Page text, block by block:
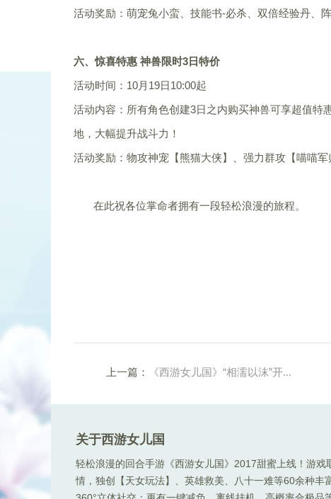
活动奖励：萌宠兔小蛮、技能书-必杀、双倍经验丹、
六、惊喜特惠 神兽限时3日特价
活动时间：10月19日10:00起
活动内容：所有角色创建3日之内购买神兽可享超值特
地，大幅提升战斗力！
活动奖励：物攻神宠【熊猫大侠】、强力群攻【喵喵军
在此祝各位掌命者拥有一段轻松浪漫的旅程。
上一篇： 《西游女儿国》“相濡以沫”开...
关于西游女儿国
轻松浪漫的回合手游《西游女儿国》2017甜蜜上线！游戏
情，独创【天女玩法】、英雄救美、八十一难等60余种丰